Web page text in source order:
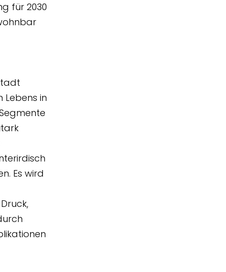
für 2030
Lebens in
Es wird